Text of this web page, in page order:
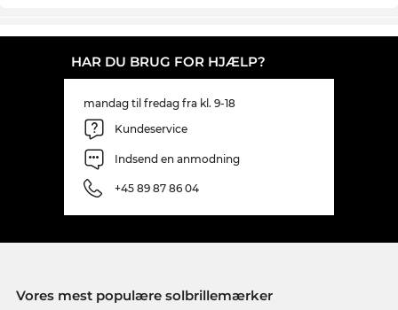
HAR DU BRUG FOR HJÆLP?
mandag til fredag fra kl. 9-18
Kundeservice
Indsend en anmodning
+45 89 87 86 04
Vores mest populære solbrillemærker